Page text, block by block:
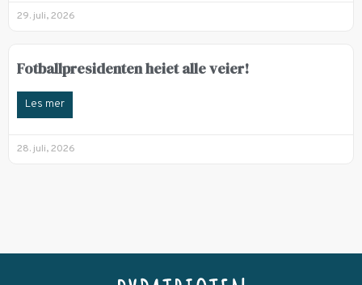
29. juli, 2026
Fotballpresidenten heiet alle veier!
Les mer
28. juli, 2026